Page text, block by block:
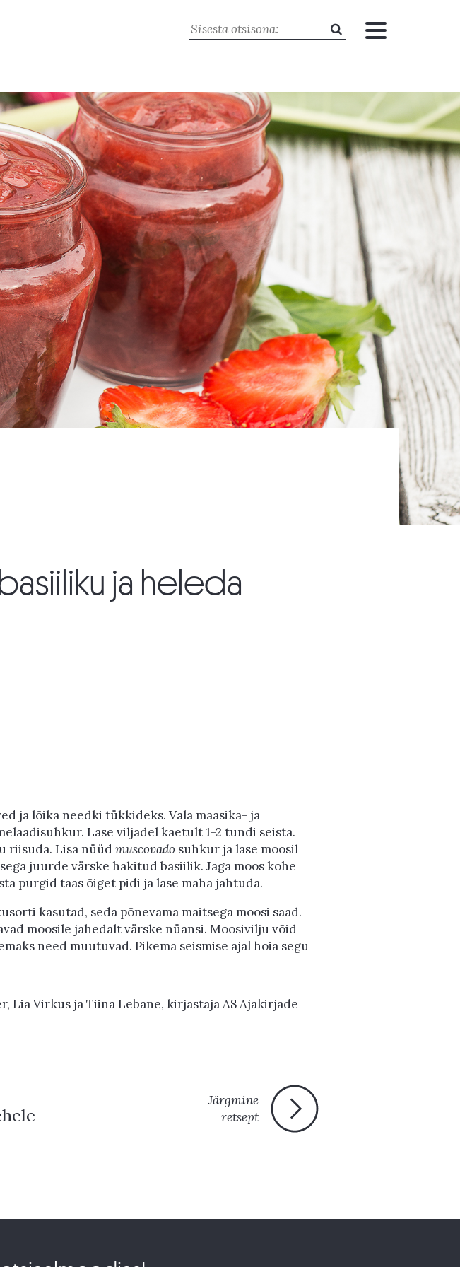
ja heleda
ja lõika needki tükkideks. Vala maasika- ja
Lase viljadel kaetult 1-2 tundi seista.
riisuda. Lisa nüüdmuscovado suhkur ja lase moosil
juurde värske hakitud basiilik. Jaga moos kohe
purgid taas õiget pidi ja lase maha jahtuda.
kasutad, seda põnevama maitsega moosi saad.
moosile jahedalt värske nüansi. Moosivilju võid
need muutuvad. Pikema seismise ajal hoia segu
Lia Virkus ja Tiina Lebane, kirjastaja AS Ajakirjade
Järgmine
retsept